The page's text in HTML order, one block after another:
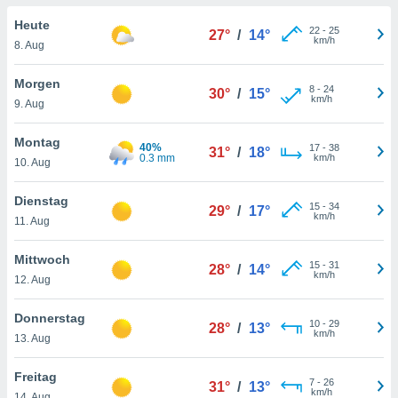
Partner
es uns
Profil zu
Ihnen
Inhalte
Weitere
finden
. Sie
Sie
Rand
Heute
8. Aug
27° / 14° 22- 25
km/h
Morgen
9. Aug
30° / 15° 8- 24
km/h
Montag
10. Aug
40%
0.3 mm
31° / 18° 17- 38
km/h
Dienstag
11. Aug
29° / 17° 15- 34
km/h
Mittwoch
12. Aug
28° / 14° 15- 31
km/h
Donnerstag
13. Aug
28° / 13° 10- 29
km/h
Freitag
31° / 13° 7- 26
km/h